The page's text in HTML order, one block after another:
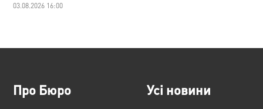
03.08.2026 16:00
Про Бюро Усі новини